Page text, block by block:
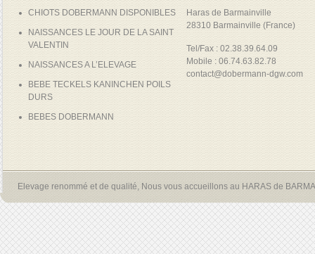
CHIOTS DOBERMANN DISPONIBLES
NAISSANCES LE JOUR DE LA SAINT
VALENTIN
NAISSANCES A L’ELEVAGE
BEBE TECKELS KANINCHEN POILS
DURS
BEBES DOBERMANN
Haras de Barmainville
28310 Barmainville (France)
Tel/Fax : 02.38.39.64.09
Mobile : 06.74.63.82.78
contact@dobermann-dgw.com
Elevage renommé et de qualité, Nous vous accueillons au HARAS de